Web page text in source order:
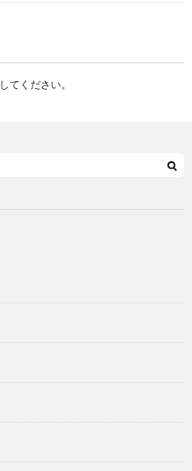
してください。